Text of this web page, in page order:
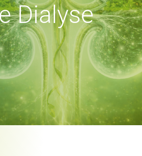
Dialyse